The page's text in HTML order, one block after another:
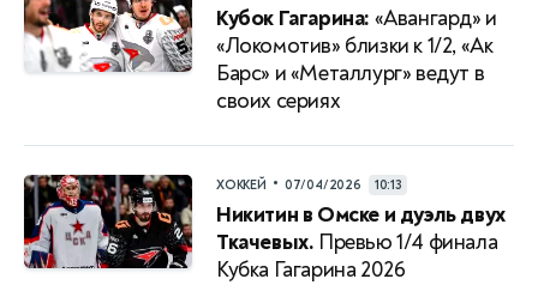
Кубок Гагарина: «Авангард» и
«Локомотив» близки к 1/2, «Ак
Барс» и «Металлург» ведут в
своих сериях
ХОККЕЙ • 07/04/2026 10:13
Никитин в Омске и дуэль двух
Ткачевых. Превью 1/4 финала
Кубка Гагарина 2026